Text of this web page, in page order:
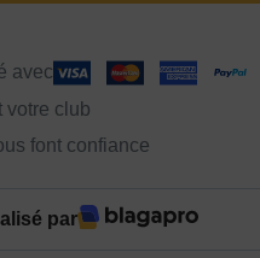
avec
votre club
font confiance
par